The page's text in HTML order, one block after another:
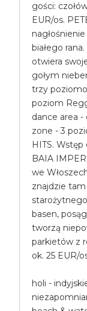
gości:
EUR/os.
białego
otwiera
gołym
trzy
poziom
dance area
zone - 3
HITS. Wstęp
BAIA
we
znajdzie
basen,
tworzą
parkietów z
ok. 25 EUR/
holi -